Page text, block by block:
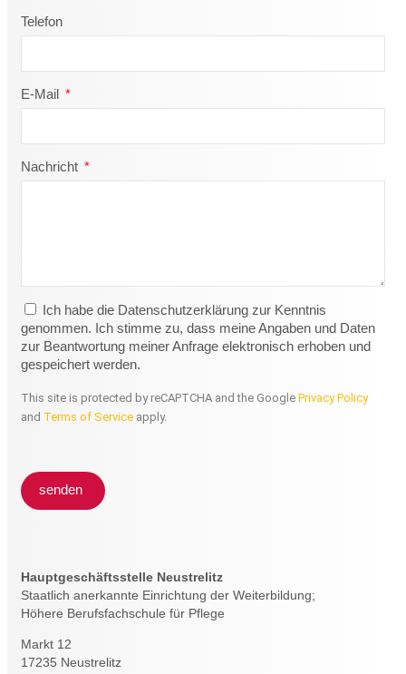
Telefon
E-Mail
Nachricht
Ich habe die Datenschutzerklärung zur Kenntnis
genommen. Ich stimme zu, dass meine Angaben und Daten
zur Beantwortung meiner Anfrage elektronisch erhoben und
gespeichert werden.
This site is protected by reCAPTCHA and the Google Privacy Policy
and Terms of Service apply.
senden
Hauptgeschäftsstelle Neustrelitz
Staatlich anerkannte Einrichtung der Weiterbildung;
Höhere Berufsfachschule für Pflege
Markt 12
17235 Neustrelitz